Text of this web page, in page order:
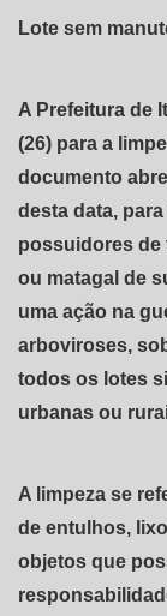
Lote sem
A Prefeitura de
(26) para a
documento
desta data,
possuidores de
ou matagal de
uma ação na
arboviroses,
todos os lotes
urbanas ou
A limpeza se
de entulhos,
objetos que